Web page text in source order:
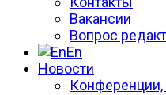
Вакансии
Вопрос
En
Новости